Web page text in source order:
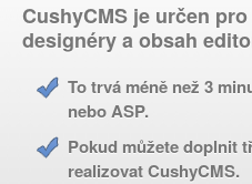
CushyCMS je určen
designéry a obsah
To trvá méně než 3
nebo ASP.
Pokud můžete doplnit
realizovat CushyCMS.